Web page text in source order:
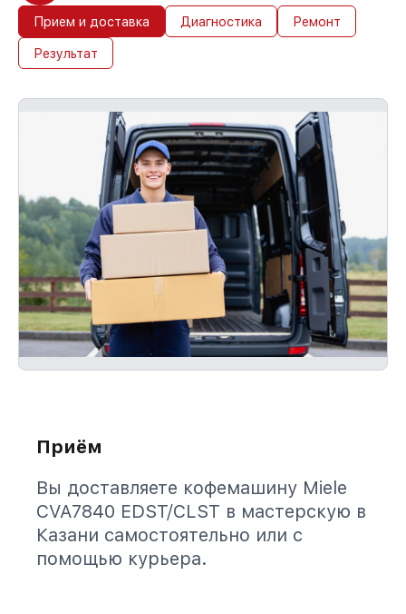
Прием и доставка Диагностика Ремонт
Результат
Приём
Вы доставляете кофемашину Miele
CVA7840 EDST/CLST в мастерскую в
Казани самостоятельно или с
помощью курьера.